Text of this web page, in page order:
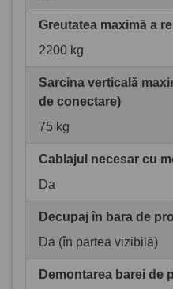
Greutatea maximă a
2200 kg
Sarcina verticală
de conectare)
75 kg
Cablajul necesar cu
Da
Decupaj în bara de
Da (în partea vizibilă)
Demontarea barei de